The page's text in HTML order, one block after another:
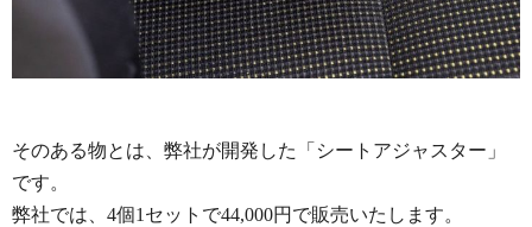
そのある物とは、弊社が開発した「シートアジャスター」
です。
弊社では、4個1セットで44,000円で販売いたします。